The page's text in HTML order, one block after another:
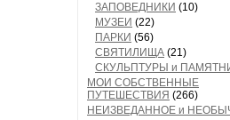
ЗАПОВЕДНИКИ (10)
МУЗЕИ (22)
ПАРКИ (56)
СВЯТИЛИЩА (21)
СКУЛЬПТУРЫ и
МОИ СОБСТВЕННЫЕ
ПУТЕШЕСТВИЯ (266)
НЕИЗВЕДАННОЕ и